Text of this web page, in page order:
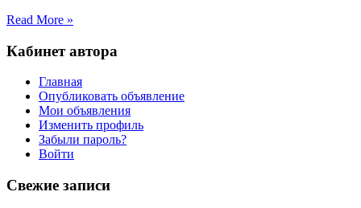
Read More »
Кабинет автора
Главная
Опубликовать объявление
Мои объявления
Изменить профиль
Забыли пароль?
Войти
Свежие записи